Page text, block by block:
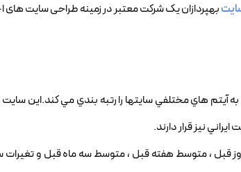
بهپردازان یک شرکت معتبر در زمینه طراحی سایت
نيز قرار دارند.
قبل ، متوسط هفته قبل ، متوسط سه ماه قبل و تغيرات